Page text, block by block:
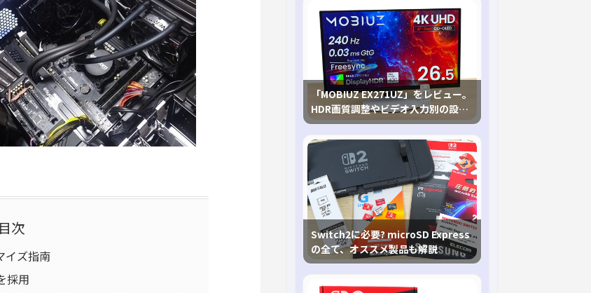
目次
イズ指南
採用
「MOBIUZ EX271UZ」をレビュー。
HDR画質調整やビデオ入力別の設定
が可能な4K有機ELゲーミングモニタ
を徹底検証
Switch2に必要? microSD Express
の全て、オススメ製品も解説